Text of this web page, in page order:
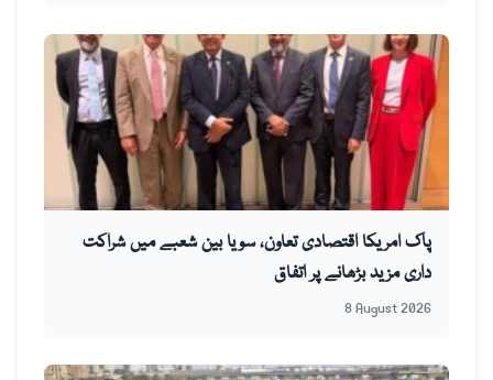
پاک امریکا اقتصادی تعاون، سویا بین شعبے میں شراکت
داری مزید بڑھانے پر اتفاق
8 August 2026